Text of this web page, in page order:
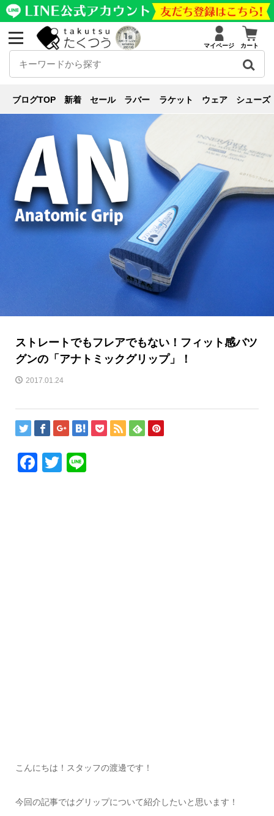
マイページ カート
ブログTOP 新着 セール ラバー ラケット ウェア シューズ
用具の基礎知識
ンの「アナトミックグリップ」！
ストレートでもフレアでもない！フィット感バツ
グンの「アナトミックグリップ」！
2017.01.24
Facebook
Twitter
こんにちは！スタッフの渡邊です！
今回の記事ではグリップについて紹介したいと思います！